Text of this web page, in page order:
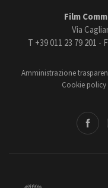
Film
Via
T +39 011 23 79 201 -
Amministrazione
Cookie policy
Vimeo